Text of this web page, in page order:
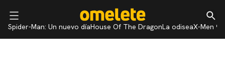
Spider-Man: Un nuevo díaHouse Of The DragonLa odiseaX-Men 97